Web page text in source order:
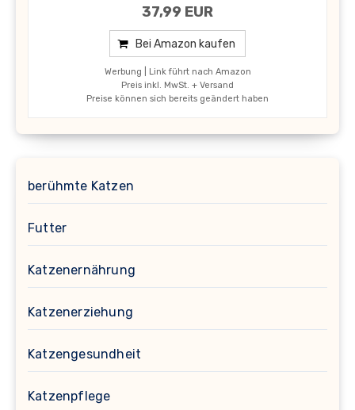
37,99 EUR
Bei Amazon kaufen
Werbung | Link führt nach Amazon
Preis inkl. MwSt. + Versand
Preise können sich bereits geändert haben
berühmte Katzen
Futter
Katzenernährung
Katzenerziehung
Katzengesundheit
Katzenpflege